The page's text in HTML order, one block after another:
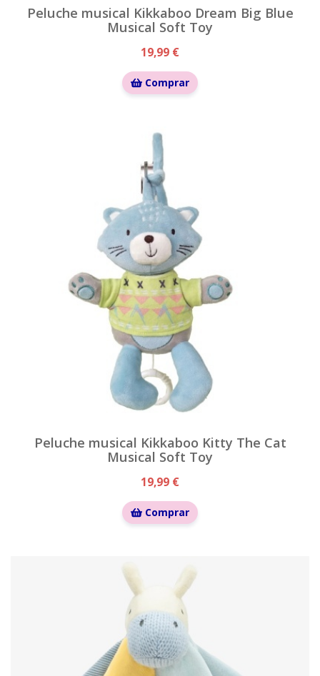
Peluche musical Kikkaboo Dream Big Blue
Musical Soft Toy
19,99 €
Comprar
Peluche musical Kikkaboo Kitty The Cat
Musical Soft Toy
19,99 €
Comprar